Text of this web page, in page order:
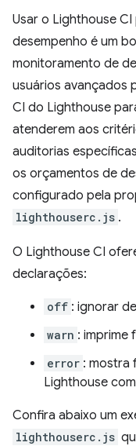
Usar o Lighthouse
desempenho é um
monitoramento de
usuários avançados
CI do Lighthouse
atenderem aos
auditorias
os orçamentos de
configurado pela
lighthouserc.js .
O Lighthouse CI
declarações:
off : ignorar
warn : imprime
error : mostra
Lighthouse
Confira abaixo um
lighthouserc.js